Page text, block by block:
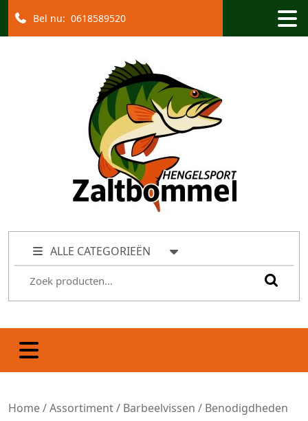
Bel nu: 0618589520
ALLE CATEGORIEËN
Home/Assortiment/ Barbeelvissen / Benodigdheden